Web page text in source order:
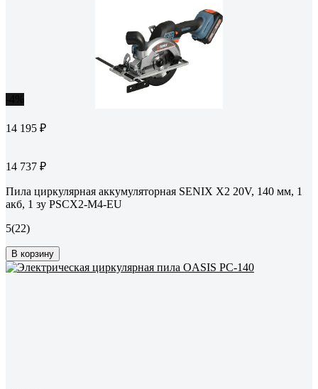
14 195 ₽
14 737 ₽
Пила циркулярная аккумуляторная SENIX X2 20V, 140 мм, 1
акб, 1 зу PSCX2-M4-EU
5(22)
В корзину